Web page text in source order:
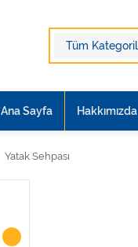
Ana Sayfa Hakkımızda
Yatak Sehpası